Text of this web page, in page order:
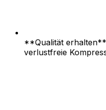
**Qualität
verlustfreie